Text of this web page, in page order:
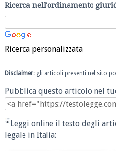
Ricerca nell'ordinamento
Ricerca personalizzata
Disclaimer: gli articoli presenti nel sito
Pubblica questo articolo nel
Leggi online il testo degli
legale in Italia: